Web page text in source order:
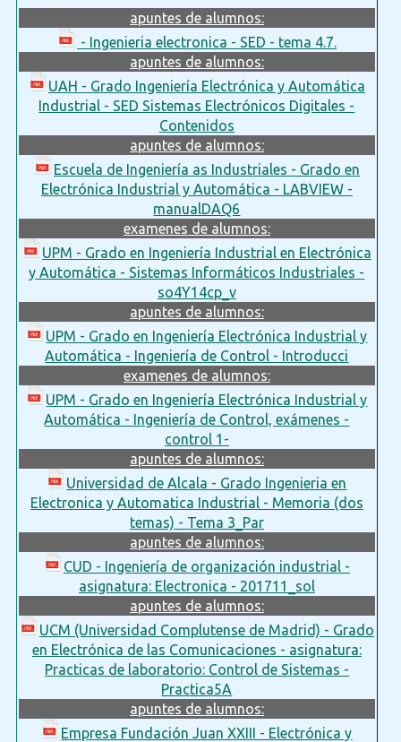
apuntes de alumnos:
- Ingenieria electronica - SED - tema 4.7.
apuntes de alumnos:
UAH - Grado Ingeniería Electrónica y Automática
Industrial - SED Sistemas Electrónicos Digitales -
Contenidos
apuntes de alumnos:
Escuela de Ingeniería as Industriales - Grado en
Electrónica Industrial y Automática - LABVIEW -
manualDAQ6
examenes de alumnos:
UPM - Grado en Ingeniería Industrial en Electrónica
y Automática - Sistemas Informáticos Industriales -
so4Y14cp_v
apuntes de alumnos:
UPM - Grado en Ingeniería Electrónica Industrial y
Automática - Ingeniería de Control - Introducci
examenes de alumnos:
UPM - Grado en Ingeniería Electrónica Industrial y
Automática - Ingeniería de Control, exámenes -
control 1-
apuntes de alumnos:
Universidad de Alcala - Grado Ingenieria en
Electronica y Automatica Industrial - Memoria (dos
temas) - Tema 3_Par
apuntes de alumnos:
CUD - Ingeniería de organización industrial -
asignatura: Electronica - 201711_sol
apuntes de alumnos:
UCM (Universidad Complutense de Madrid) - Grado
en Electrónica de las Comunicaciones - asignatura:
Practicas de laboratorio: Control de Sistemas -
Practica5A
apuntes de alumnos:
Empresa Fundación Juan XXIII - Electrónica y